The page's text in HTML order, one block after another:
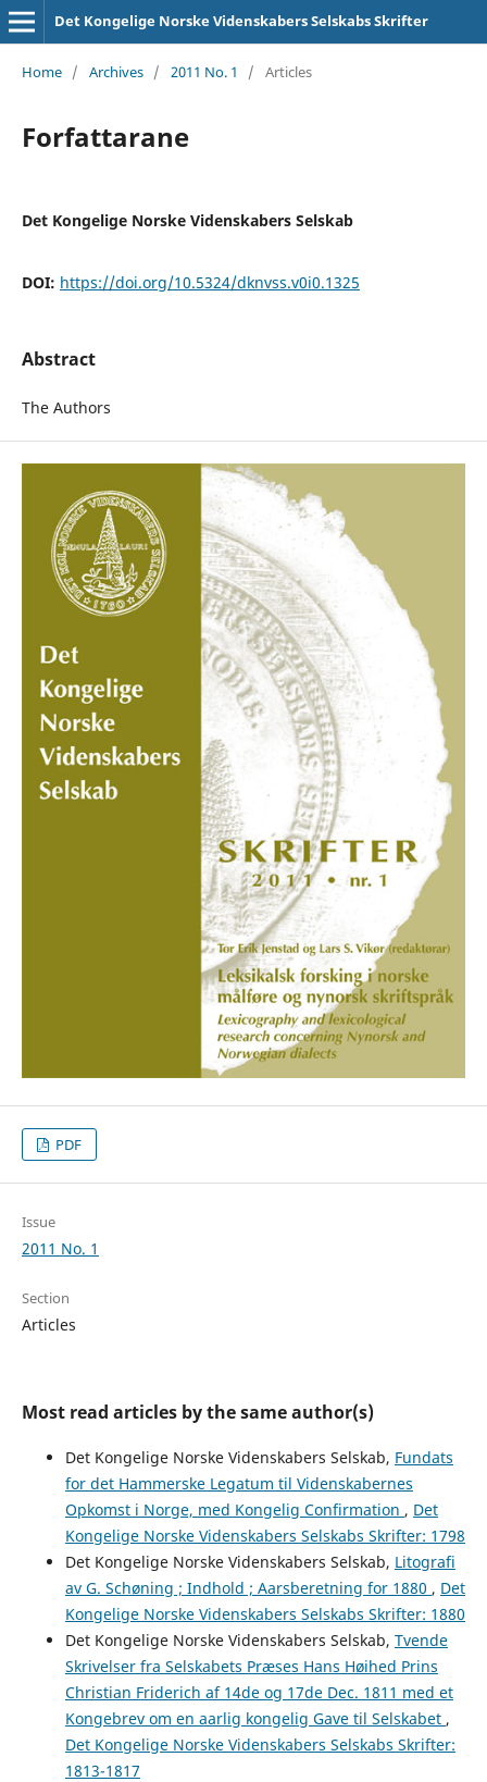
Det Kongelige Norske Videnskabers Selskabs Skrifter
Home / Archives / 2011 No. 1 / Articles
Forfattarane
Det Kongelige Norske Videnskabers Selskab
DOI: https://doi.org/10.5324/dknvss.v0i0.1325
Abstract
The Authors
PDF
Issue
2011 No. 1
Section
Articles
Most read articles by the same author(s)
Det Kongelige Norske Videnskabers Selskab, Fundats
for det Hammerske Legatum til Videnskabernes
Opkomst i Norge, med Kongelig Confirmation , Det
Kongelige Norske Videnskabers Selskabs Skrifter: 1798
Det Kongelige Norske Videnskabers Selskab, Litografi
av G. Schøning ; Indhold ; Aarsberetning for 1880 , Det
Kongelige Norske Videnskabers Selskabs Skrifter: 1880
Det Kongelige Norske Videnskabers Selskab, Tvende
Skrivelser fra Selskabets Præses Hans Høihed Prins
Christian Friderich af 14de og 17de Dec. 1811 med et
Kongebrev om en aarlig kongelig Gave til Selskabet ,
Det Kongelige Norske Videnskabers Selskabs Skrifter:
1813-1817